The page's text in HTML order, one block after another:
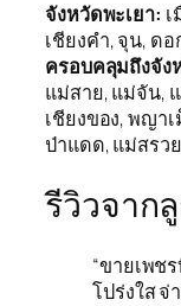
จังหวัดพะเยา:
เชียงคำ, จุน, ด
ครอบคลุมถึงจัง
แม่สาย, แม่จัน,
เชียงของ, พญา
ป่าแดด, แม่สรว
รีวิวจาก
“ขายเพช
โปร่งใส จ่